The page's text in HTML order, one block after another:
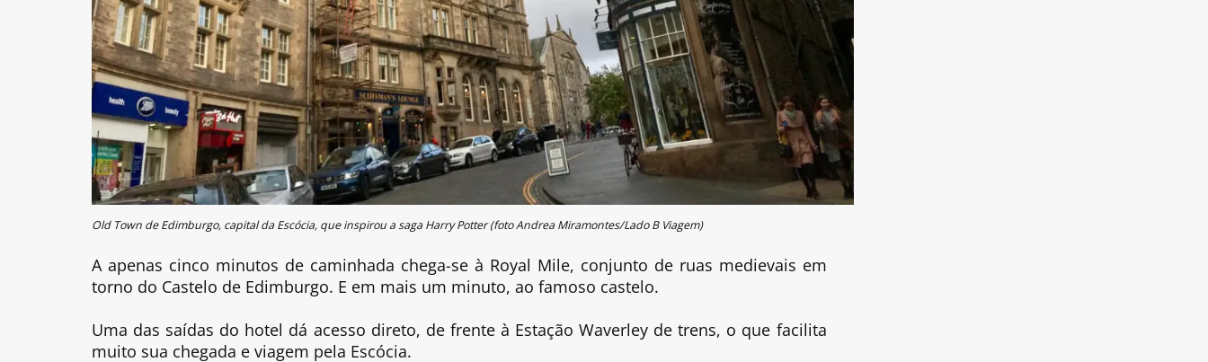
Old Town de Edimburgo, capital da Escócia, que inspirou a saga Harry Potter (foto Andrea Miramontes/Lado B Viagem)
A apenas cinco minutos de caminhada chega-se à Royal Mile, conjunto de ruas medievais em
torno do Castelo de Edimburgo. E em mais um minuto, ao famoso castelo.
Uma das saídas do hotel dá acesso direto, de frente à Estação Waverley de trens, o que facilita
muito sua chegada e viagem pela Escócia.